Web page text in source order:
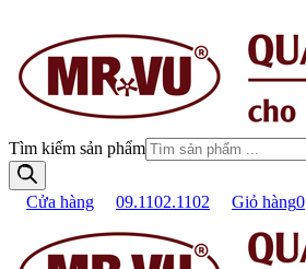
Tìm kiếm sản phẩm
Cửa hàng 09.1102.1102 Giỏ hàng0